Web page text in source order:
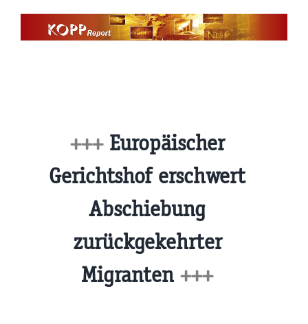
+++ Europäischer
Gerichtshof erschwert
Abschiebung
zurückgekehrter
Migranten +++